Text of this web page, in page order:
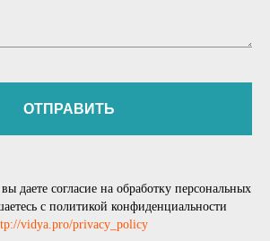
ОТПРАВИТЬ
даете согласие на обработку персональных
c политикой конфиденциальности
vidya.pro/privacy_policy